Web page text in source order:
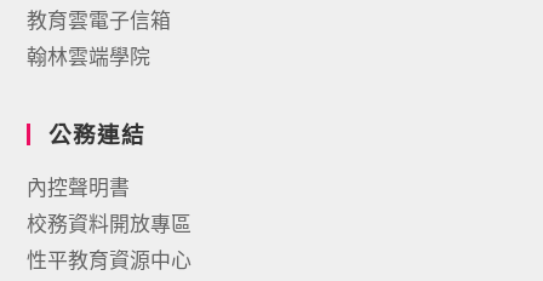
教育雲電子信箱
翰林雲端學院
公務連結
內控聲明書
校務資料開放專區
性平教育資源中心